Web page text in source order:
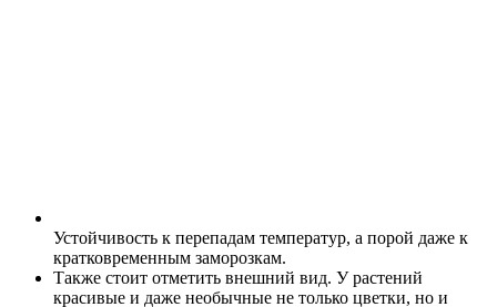
Устойчивость к перепадам температур, а порой даже к
кратковременным заморозкам.
Также стоит отметить внешний вид. У растений
красивые и даже необычные не только цветки, но и